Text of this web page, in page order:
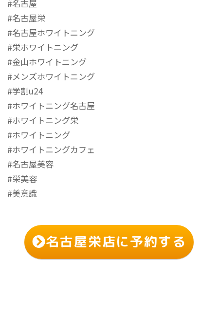
#名古屋
#名古屋栄
#名古屋ホワイトニング
#栄ホワイトニング
#金山ホワイトニング
#メンズホワイトニング
#学割u24
#ホワイトニング名古屋
#ホワイトニング栄
#ホワイトニング
#ホワイトニングカフェ
#名古屋美容
#栄美容
#美意識
名古屋栄店に予約する